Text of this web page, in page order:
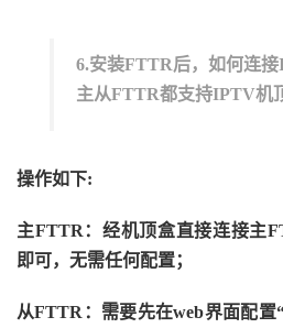
6.安装FTTR后，如何连
主从FTTR都支持IPTV机
操作如下:
主FTTR：经机顶盒直接连接主
即可，无需任何配置；
从FTTR：需要先在web界面配